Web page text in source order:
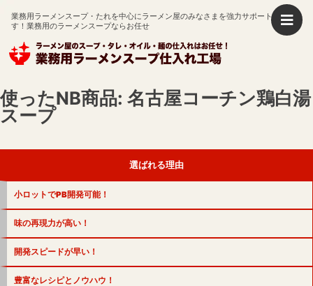
業務用ラーメンスープ・たれを中心にラーメン屋のみなさまを強力サポートいたしま
す！ 業務用のラーメンスープならお任せ
使ったNB商品: 名古屋コーチン鶏白湯
スープ
選ばれる理由
小ロットでPB開発可能！
味の再現力が高い！
開発スピードが早い！
豊富なレシピとノウハウ！